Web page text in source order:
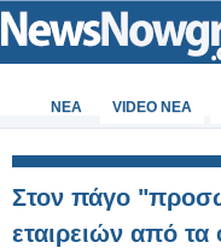
ΝΕΑ VIDEO NEA
Στον πάγο
εταιρειών από